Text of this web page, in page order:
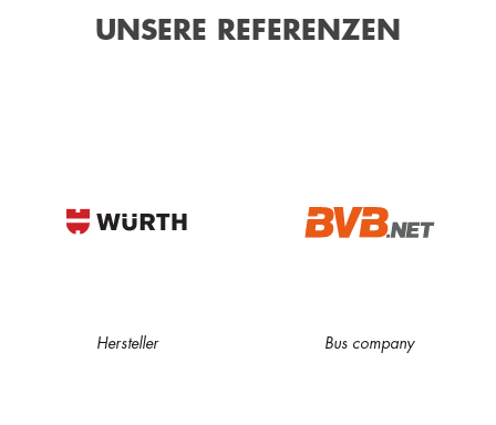
UNSERE REFERENZEN
Hersteller Bus company